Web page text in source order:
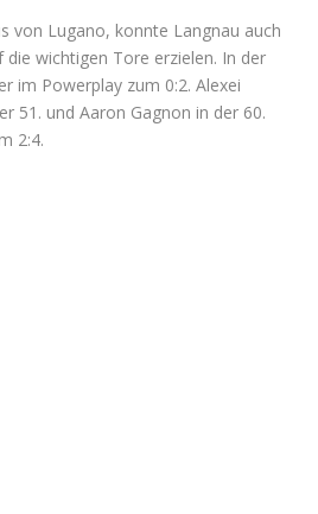
von Lugano, konnte Langnau auch
die wichtigen Tore erzielen. In der
im Powerplay zum 0:2. Alexei
51. und Aaron Gagnon in der 60.
2:4.